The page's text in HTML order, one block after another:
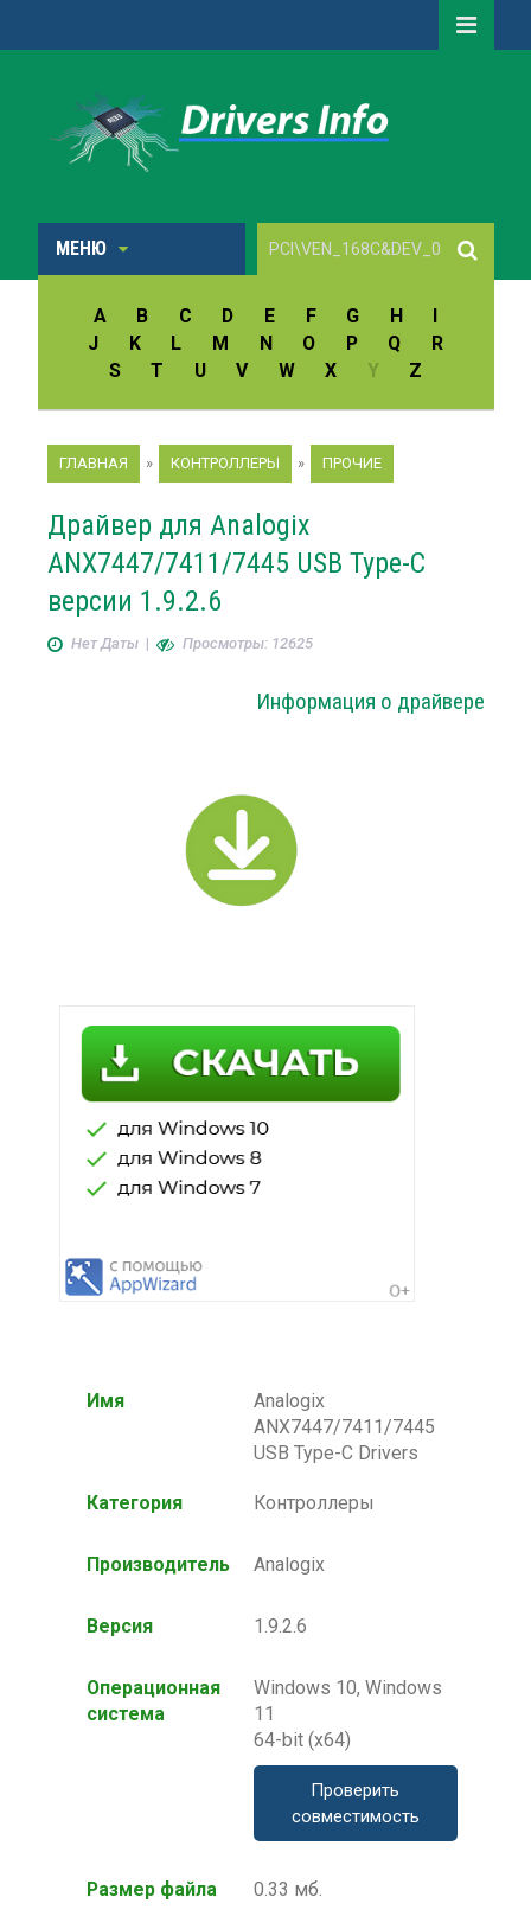
МЕНЮ
A B C D E F G H
I
J
K L M N O P Q
R
S
T U V W X Y Z
ГЛАВНАЯ » КОНТРОЛЛЕРЫ » ПРОЧИЕ
Драйвер для Analogix
ANX7447/7411/7445 USB Type-C
версии 1.9.2.6
Нет Даты| Просмотры: 12625
Информация о драйвере
Имя
Analogix
ANX7447/7411/7445
USB Type-C Drivers
Категория Контроллеры
Производитель Analogix
Версия 1.9.2.6
Операционная
система
Windows 10, Windows
11
64-bit (x64)
Проверить
совместимость
Размер файла 0.33 мб.